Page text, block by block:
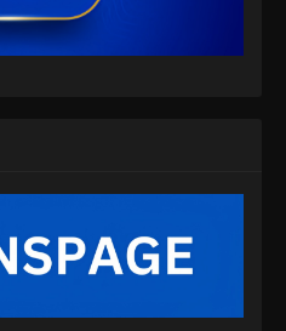
Sword God Episode 32
- Juli 14, 2024
- Juli 18, 2024
God Episode 34 Subtitle